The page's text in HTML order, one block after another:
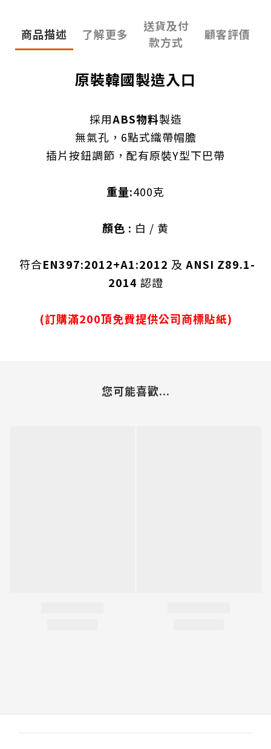
商品描述 了解更多
送貨及付
款方式
顧客評價
原裝韓國製造入口
採用ABS物料製造
無氣孔，6點式織帶帽膽
插片按鈕調節，配有原裝Y型下巴帶
重量:400克
顏色 : 白 / 黄
符合EN397:2012+A1:2012 及 ANSI Z89.1-
2014 認證
(訂購滿200頂免費提供公司商標貼紙)
您可能喜歡...